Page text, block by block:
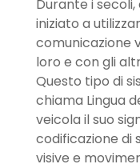
Durante i
iniziato a
comunicazione
loro e con gli
Questo tipo di
chiama Lingua
veicola il suo
codificazione di
visive e